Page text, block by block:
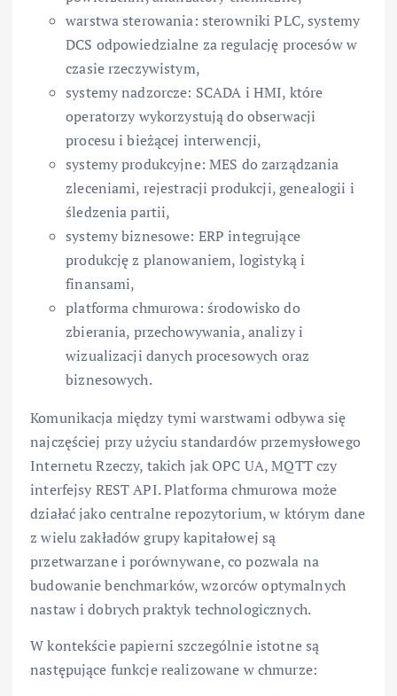
warstwa sterowania: sterowniki PLC, systemy
DCS odpowiedzialne za regulację procesów w
czasie rzeczywistym,
systemy nadzorcze: SCADA i HMI, które
operatorzy wykorzystują do obserwacji
procesu i bieżącej interwencji,
systemy produkcyjne: MES do zarządzania
zleceniami, rejestracji produkcji, genealogii i
śledzenia partii,
systemy biznesowe: ERP integrujące
produkcję z planowaniem, logistyką i
finansami,
platforma chmurowa: środowisko do
zbierania, przechowywania, analizy i
wizualizacji danych procesowych oraz
biznesowych.
Komunikacja między tymi warstwami odbywa się
najczęściej przy użyciu standardów przemysłowego
Internetu Rzeczy, takich jak OPC UA, MQTT czy
interfejsy REST API. Platforma chmurowa może
działać jako centralne repozytorium, w którym dane
z wielu zakładów grupy kapitałowej są
przetwarzane i porównywane, co pozwala na
budowanie benchmarków, wzorców optymalnych
nastaw i dobrych praktyk technologicznych.
W kontekście papierni szczególnie istotne są
następujące funkcje realizowane w chmurze: